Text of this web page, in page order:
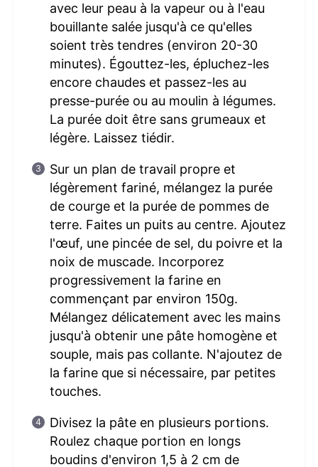
avec leur peau à la vapeur ou à l'eau
bouillante salée jusqu'à ce qu'elles
soient très tendres (environ 20-30
minutes). Égouttez-les, épluchez-les
encore chaudes et passez-les au
presse-purée ou au moulin à légumes.
La purée doit être sans grumeaux et
légère. Laissez tiédir.
Sur un plan de travail propre et
légèrement fariné, mélangez la purée
de courge et la purée de pommes de
terre. Faites un puits au centre. Ajoutez
l'œuf, une pincée de sel, du poivre et la
noix de muscade. Incorporez
progressivement la farine en
commençant par environ 150g.
Mélangez délicatement avec les mains
jusqu'à obtenir une pâte homogène et
souple, mais pas collante. N'ajoutez de
la farine que si nécessaire, par petites
touches.
Divisez la pâte en plusieurs portions.
Roulez chaque portion en longs
boudins d'environ 1,5 à 2 cm de